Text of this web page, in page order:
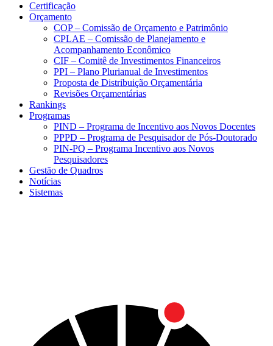
Certificação
Orçamento
COP – Comissão de Orçamento e Patrimônio
CPLAE – Comissão de Planejamento e
Acompanhamento Econômico
CIF – Comitê de Investimentos Financeiros
PPI – Plano Plurianual de Investimentos
Proposta de Distribuição Orçamentária
Revisões Orçamentárias
Rankings
Programas
PIND – Programa de Incentivo aos Novos Docentes
PPPD – Programa de Pesquisador de Pós-Doutorado
PIN-PQ – Programa Incentivo aos Novos
Pesquisadores
Gestão de Quadros
Notícias
Sistemas